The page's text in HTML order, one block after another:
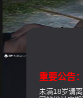
重要公告：
未满18岁请离